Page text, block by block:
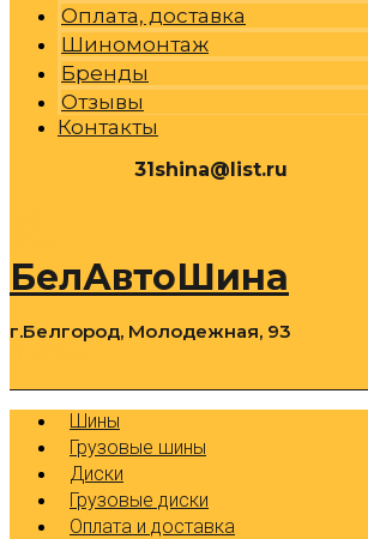
Оплата, доставка
Шиномонтаж
Бренды
Отзывы
Контакты
31shina@list.ru
БелАвтоШина
г.Белгород, Молодежная, 93
Шины
Грузовые шины
Диски
Грузовые диски
Оплата и доставка